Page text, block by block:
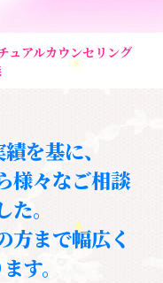
ュアルカウンセリング
を基に、
様々なご相談
。
方まで幅広く
す。